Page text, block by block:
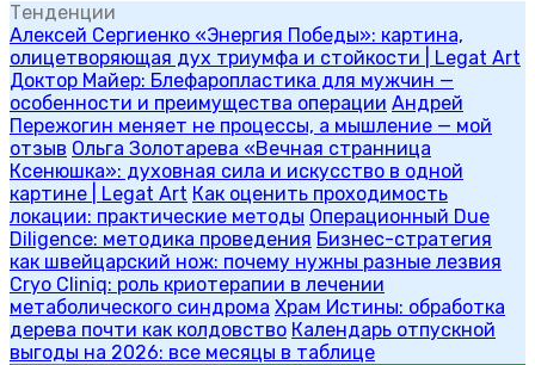
Тенденции
Алексей Сергиенко «Энергия Победы»: картина,
олицетворяющая дух триумфа и стойкости | Legat Art
Доктор Майер: Блефаропластика для мужчин —
особенности и преимущества операции Андрей
Пережогин меняет не процессы, а мышление — мой
отзыв Ольга Золотарева «Вечная странница
Ксенюшка»: духовная сила и искусство в одной
картине | Legat Art Как оценить проходимость
локации: практические методы Операционный Due
Diligence: методика проведения Бизнес-стратегия
как швейцарский нож: почему нужны разные лезвия
Cryo Cliniq: роль криотерапии в лечении
метаболического синдрома Храм Истины: обработка
дерева почти как колдовство Календарь отпускной
выгоды на 2026: все месяцы в таблице